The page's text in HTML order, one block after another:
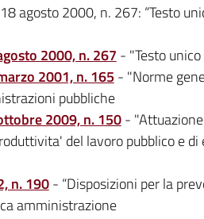
18 agosto 2000, n. 267: “Testo
2000, n. 267 - "Testo
2001, n. 165 - "Norme
pubbliche
2009, n. 150- "Attuazione
del lavoro pubblico e
n. 190- “Disposizioni per la
amministrazione